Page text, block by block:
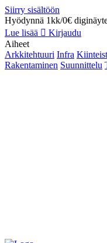
Siirry sisältöön
Hyödynnä 1kk/0€
Lue lisää
Kirjaudu
Aiheet
Arkkitehtuuri Infra
Rakentaminen Suunnittelu